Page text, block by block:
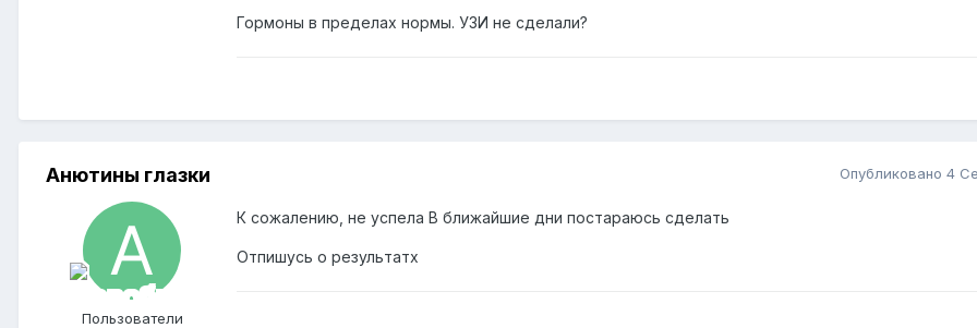
Гормоны в пределах нормы. УЗИ не сделали?
Анютины глазки
Пользователи
Опубликовано 4
К сожалению, не успела В ближайшие дни постараюсь сделать
Отпишусь о результатх